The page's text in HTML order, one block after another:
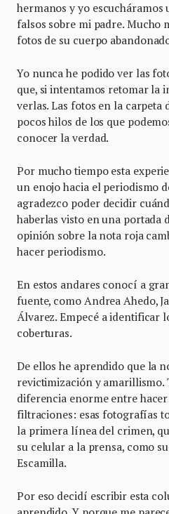
hermanos y yo escucháramos
falsos sobre mi padre. Mucho
fotos de su cuerpo
Yo nunca he podido ver las
que, si intentamos retomar la
verlas. Las fotos en la carpeta
pocos hilos de los que
conocer la verdad.
Por mucho tiempo esta
un enojo hacia el periodismo
agradezco poder decidir
haberlas visto en una portada
opinión sobre la nota roja
hacer periodismo.
En estos andares conocí a
fuente, como Andrea Ahedo,
Álvarez. Empecé a identificar
coberturas.
De ellos he aprendido que la
revictimización y amarillismo.
diferencia enorme entre
filtraciones: esas fotografías
la primera línea del crimen,
su celular a la prensa, como
Escamilla.
Por eso decidí escribir esta